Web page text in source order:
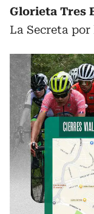
Glorieta Tres
La Secreta por